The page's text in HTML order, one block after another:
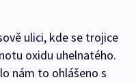
ulici, kde se trojice
oxidu uhelnatého.
nám to ohlášeno s